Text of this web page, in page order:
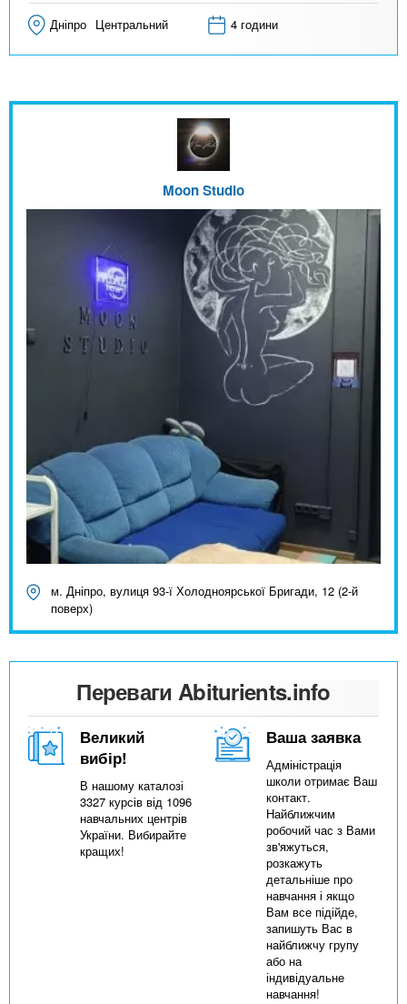
Дніпро Центральний 4 години
Moon Studio
м. Дніпро, вулиця 93-ї Холодноярської Бригади, 12 (2-й
поверх)
Переваги Abiturients.info
Великий
вибір!
В нашому каталозі
3327 курсів від 1096
навчальних центрів
України. Вибирайте
кращих!
Ваша заявка
Адміністрація
школи отримає Ваш
контакт.
Найближчим
робочий час з Вами
зв'яжуться,
розкажуть
детальніше про
навчання і якщо
Вам все підійде,
запишуть Вас в
найближчу групу
або на
індивідуальне
навчання!